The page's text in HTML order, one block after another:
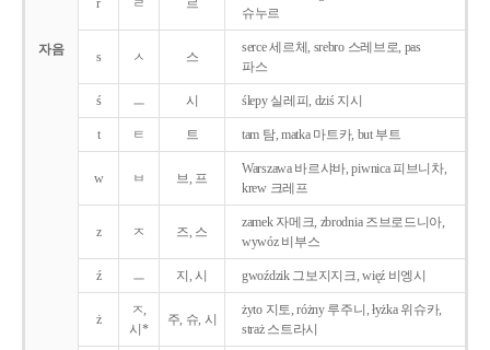
자음
r ㄹ 르
슈누르
s ㅅ 스
serce 세르체, srebro 스레브로, pas
파스
ś ㅡ 시 ślepy 실레피, dziś 지시
t ㅌ 트 tam 탐, matka 마트카, but 부트
w ㅂ 브, 프
Warszawa 바르샤바, piwnica 피브니차,
krew 크레프
z ㅈ 즈, 스
zamek 자메크, zbrodnia 즈브로드니아,
wywóz 비부스
ź ㅡ 지, 시 gwoździk 그보지지크, więź 비엥시
ż
ㅈ,
시*
주, 슈, 시
żyto 지토, różny 루주니, łyżka 위슈카,
straż 스트라시